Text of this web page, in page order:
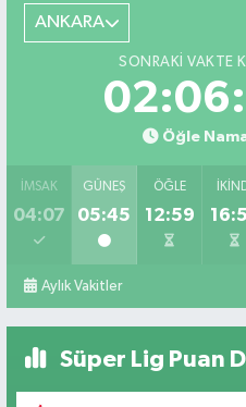
ANKARA
SONRAKI VAKTE
Öğle
İMSAK
04:07
GÜNEŞ
05:45
ÖĞLE
12:59
Aylık Vakitler
Süper Lig Puan